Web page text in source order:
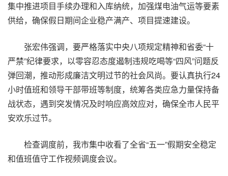
集中推进项目手续办理和入库纳统，加强煤电油气运等要素
供给，确保假日期间企业稳产满产、项目提速建设。
张宏伟强调，要严格落实中央八项规定精神和省委“十
严禁”纪律要求，以零容忍态度遏制违规吃喝等“四风”问题反
弹回潮，推动形成廉洁文明过节的社会风尚。要认真执行24
小时值班和领导干部带班等制度，统筹各类应急力量保持备
战状态，遇到突发情况及时响应高效应对，确保全市人民平
安欢乐过节。
检查调度前，我市集中收看了全省“五一”假期安全稳定
和值班值守工作视频调度会议。